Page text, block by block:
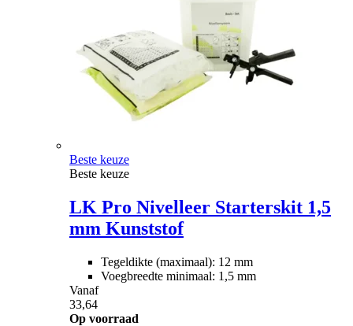
Beste keuze
Beste keuze
LK Pro Nivelleer Starterskit 1,5
mm Kunststof
Tegeldikte (maximaal): 12 mm
Voegbreedte minimaal: 1,5 mm
Vanaf
33,64
Op voorraad